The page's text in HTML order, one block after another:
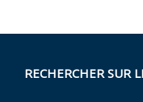
RECHERCHER SUR